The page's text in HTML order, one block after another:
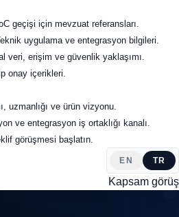
geçişi için mevzuat referansları.
uygulama ve entegrasyon bilgileri.
veri, erişim ve güvenlik yaklaşımı.
onay içerikleri.
uzmanlığı ve ürün vizyonu.
ve entegrasyon iş ortaklığı kanalı.
görüşmesi başlatın.
EN TR
Kapsam görüş